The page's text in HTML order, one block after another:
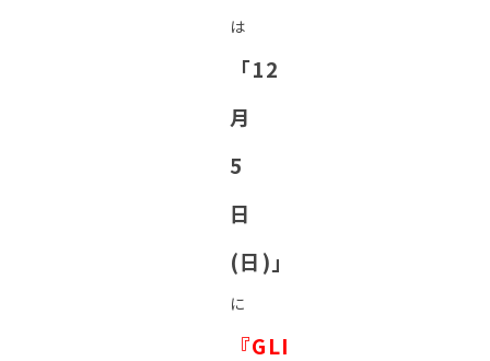
は
「12
月
5
日
(日)」
に
『GLI